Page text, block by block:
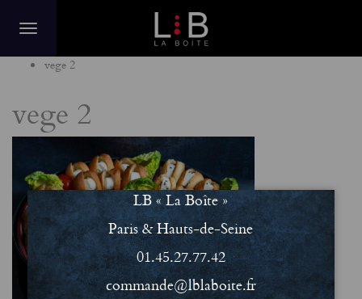
vege 2
vege 2
LB « La Boîte »
Paris & Hauts-de-Seine
01.45.27.77.42
commande@lblaboite.fr